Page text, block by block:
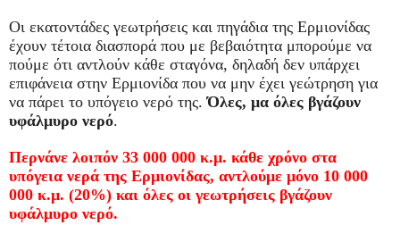
Οι εκατοντάδες γεωτρήσεις και πηγάδια της Ερμιονίδας
έχουν τέτοια διασπορά που με βεβαιότητα μπορούμε να
πούμε ότι αντλούν κάθε σταγόνα, δηλαδή δεν υπάρχει
επιφάνεια στην Ερμιονίδα που να μην έχει γεώτρηση για
να πάρει το υπόγειο νερό της.Όλες, μα όλες βγάζουν
υφάλμυρο νερό.
Περνάνε λοιπόν 33 000 000 κ.μ. κάθε χρόνο στα
υπόγεια νερά της Ερμιονίδας, αντλούμε μόνο 10 000
000 κ.μ. (20%) και όλες οι γεωτρήσεις βγάζουν
υφάλμυρο νερό.